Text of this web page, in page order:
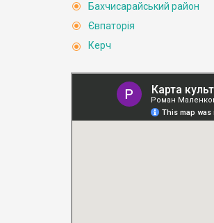
Бахчисарайський район
Євпаторія
Керч